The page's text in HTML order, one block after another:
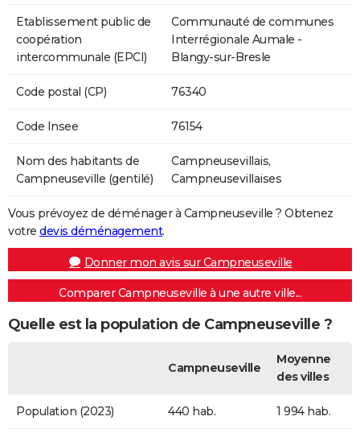
Etablissement public de
coopération
intercommunale (EPCI)
Communauté de communes
Interrégionale Aumale -
Blangy-sur-Bresle
Code postal (CP) 76340
Code Insee 76154
Nom des habitants de
Campneuseville (gentilé)
Campneusevillais,
Campneusevillaises
Vous prévoyez de déménager à Campneuseville ? Obtenez
votre devis déménagement.
Donner mon avis sur Campneuseville
Comparer Campneuseville à une autre ville...
Quelle est la population de Campneuseville ?
Campneuseville
Moyenne
des villes
Population (2023) 440 hab. 1 994 hab.